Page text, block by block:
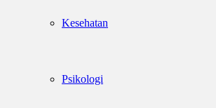
Kesehatan
Psikologi